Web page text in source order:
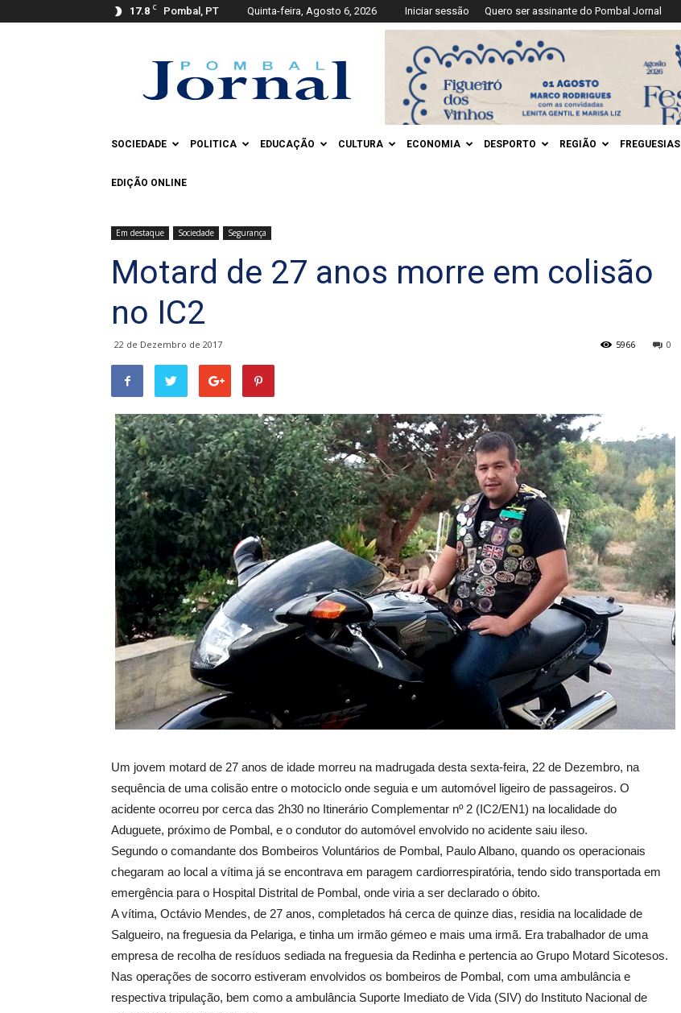
17.8 C Pombal, PT Quinta-feira, Agosto 6, 2026 Iniciar sessão Quero ser assinante do Pombal Jornal
Jornal
SOCIEDADE POLITICA EDUCAÇÃO CULTURA ECONOMIA DESPORTO REGIÃO FREGUESIAS
EDIÇÃO ONLINE
Em destaque Sociedade Segurança
Motard de 27 anos morre em colisão
no IC2
22 de Dezembro de 2017 0
5966
Um jovem motard de 27 anos de idade morreu na madrugada desta sexta-feira, 22 de Dezembro, na
sequência de uma colisão entre o motociclo onde seguia e um automóvel ligeiro de passageiros. O
acidente ocorreu por cerca das 2h30 no Itinerário Complementar nº 2 (IC2/EN1) na localidade do
Aduguete, próximo de Pombal, e o condutor do automóvel envolvido no acidente saiu ileso.
Segundo o comandante dos Bombeiros Voluntários de Pombal, Paulo Albano, quando os operacionais
chegaram ao local a vítima já se encontrava em paragem cardiorrespiratória, tendo sido transportada em
emergência para o Hospital Distrital de Pombal, onde viria a ser declarado o óbito.
A vítima, Octávio Mendes, de 27 anos, completados há cerca de quinze dias, residia na localidade de
Salgueiro, na freguesia da Pelariga, e tinha um irmão gémeo e mais uma irmã. Era trabalhador de uma
empresa de recolha de resíduos sediada na freguesia da Redinha e pertencia ao Grupo Motard Sicotesos.
Nas operações de socorro estiveram envolvidos os bombeiros de Pombal, com uma ambulância e
respectiva tripulação, bem como a ambulância Suporte Imediato de Vida (SIV) do Instituto Nacional de